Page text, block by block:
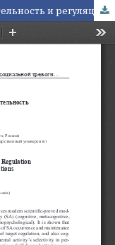
Когнитивно-перцептивная избирательность и регуляция социальной тревоги в ситуациях оценивания